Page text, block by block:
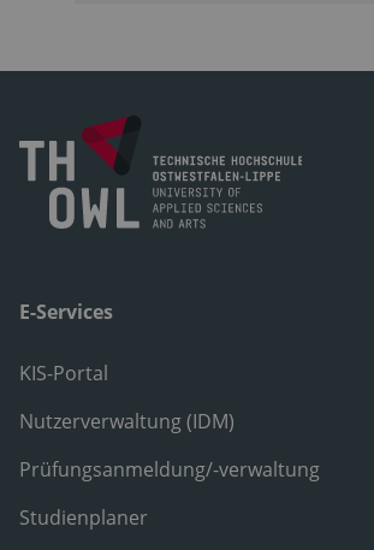
E-Services
KIS-Portal
Nutzerverwaltung (IDM)
Prüfungsanmeldung/-verwaltung
Studienplaner